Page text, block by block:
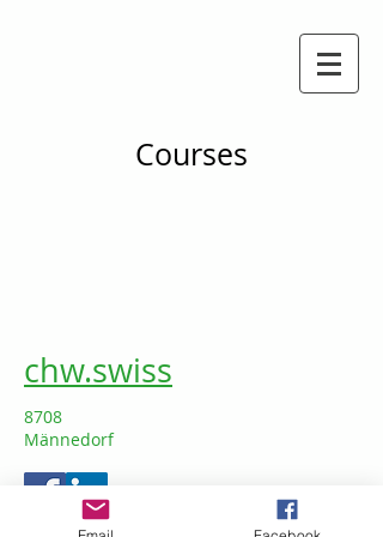
Courses
chw.swiss
8708
Männedorf